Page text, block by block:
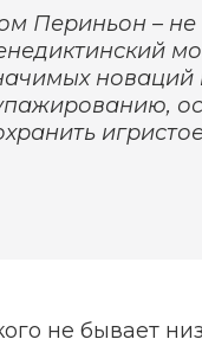
Периньон – не
новаций
не бывает